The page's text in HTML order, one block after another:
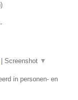
)
-
| Screenshot ▼
in personen- en